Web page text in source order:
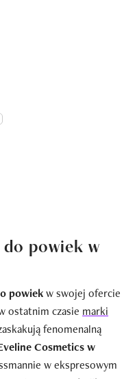
powiek w
powiekw swojej ofercie
ostatnim czasie marki
fenomenalną
Cosmetics w
w ekspresowym